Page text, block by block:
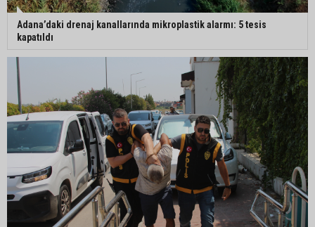
Başkan Doğan’dan mısır uyarısı: “TMO ya yüksek
fiyat açıklamalı ya da hiç açıklamamalı”
Çukurova Çiftçisinden TMO'ya fiyat ve ithalat
tepkisi
Sevgilisini darbettiği görüntüler ortaya çıkmıştı:
Suçunu kabul eden şahıs tutuklandı
Adana’daki drenaj kanallarında mikroplastik alarmı: 5 tesis
kapatıldı